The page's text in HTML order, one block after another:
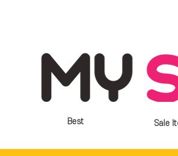
Sale
Best